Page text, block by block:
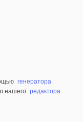
генератора
нашего редактора